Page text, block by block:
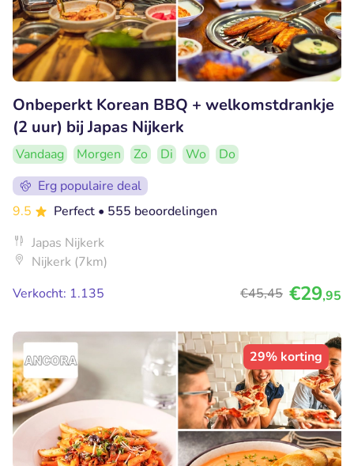
Onbeperkt Korean BBQ + welkomstdrankje
(2 uur) bij Japas Nijkerk
Vandaag Morgen Zo Di Wo
Do
Erg populaire deal
9.5
Perfect • 555 beoordelingen
Japas Nijkerk
Nijkerk (7km)
Verkocht: 1.135
€45,45 €29,95
29% korting